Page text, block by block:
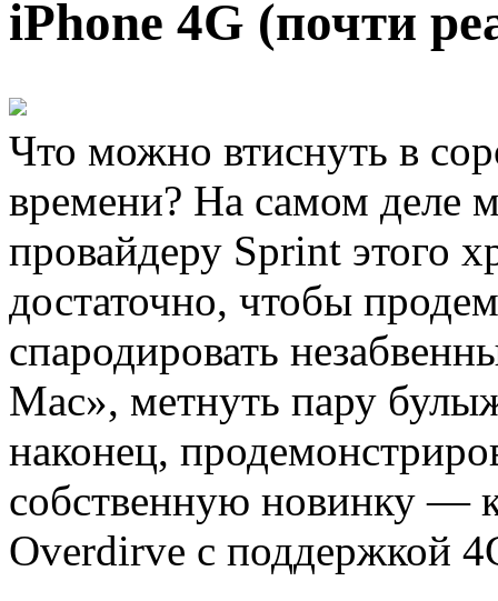
iPhone 4G (почти
Что можно втиснуть в
времени? На самом деле
провайдеру Sprint этого
достаточно, чтобы
спародировать
Mac», метнуть пару
наконец,
собственную новинку —
Overdirve с поддержкой